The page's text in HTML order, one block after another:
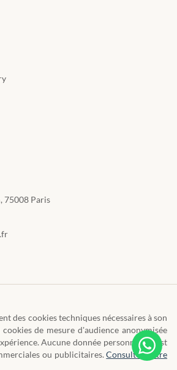
75008 Paris
Cabinet Barry Avocats
Barreau de Paris · SIREN 849 009 477
de confidentialitéPolitique des cookies CGU
Préférences cookies
des cookies techniques nécessaires à son
de mesure d'audience anonymisée
Aucune donnée personnelle n'est
ou publicitaires. Consulter notre